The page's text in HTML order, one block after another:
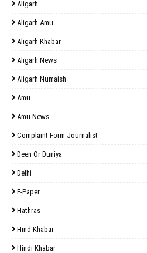
Aligarh
Aligarh Amu
Aligarh Khabar
Aligarh News
Aligarh Numaish
Amu
Amu News
Complaint Form Journalist
Deen Or Duniya
Delhi
E-Paper
Hathras
Hind Khabar
Hindi Khabar